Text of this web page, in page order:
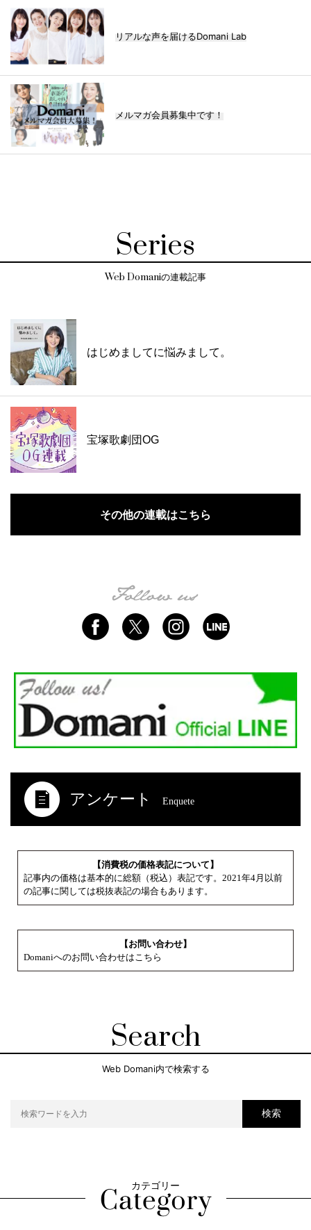
リアルな声を届けるDomani Lab
メルマガ会員募集中です！
Series
Web Domaniの連載記事
はじめましてに悩みまして。
宝塚歌劇団OG
その他の連載はこちら
アンケート Enquete
【消費税の価格表記について】
記事内の価格は基本的に総額（税込）表記です。2021年4月以前
の記事に関しては税抜表記の場合もあります。
【お問い合わせ】
Domaniへのお問い合わせはこちら
Search
Web Domani内で検索する
検索
カテゴリー